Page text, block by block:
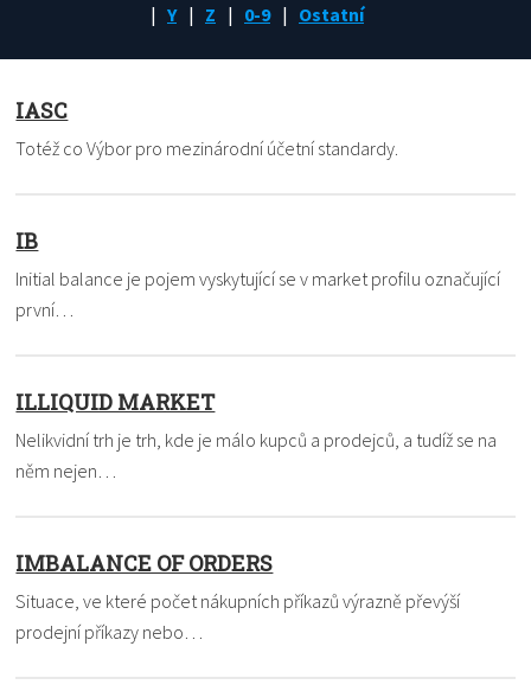
Y
Z 0-9 Ostatní
IASC
Totéž co Výbor pro mezinárodní účetní standardy.
IB
Initial balance je pojem vyskytující se v market profilu označující
první…
ILLIQUID MARKET
Nelikvidní trh je trh, kde je málo kupců a prodejců, a tudíž se na
něm nejen…
IMBALANCE OF ORDERS
Situace, ve které počet nákupních příkazů výrazně převýší
prodejní příkazy nebo…